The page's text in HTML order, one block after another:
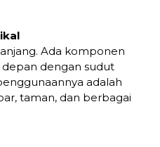
Ada komponen
dengan sudut
adalah
taman, dan berbagai